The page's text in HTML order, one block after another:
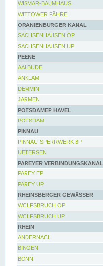
WISMAR-BAUMHAUS
WITTOWER FÄHRE
ORANIENBURGER KANAL
SACHSENHAUSEN OP
SACHSENHAUSEN UP
PEENE
AALBUDE
ANKLAM
DEMMIN
JARMEN
POTSDAMER HAVEL
POTSDAM
PINNAU
PINNAU-SPERRWERK BP
UETERSEN
PAREYER VERBINDUNGSKANAL
PAREY EP
PAREY UP
RHEINSBERGER GEWÄSSER
WOLFSBRUCH OP
WOLFSBRUCH UP
RHEIN
ANDERNACH
BINGEN
BONN